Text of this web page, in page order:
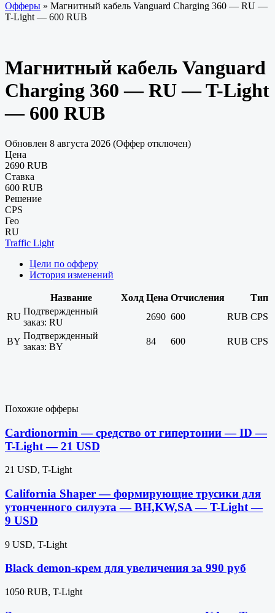
Офферы » Магнитный кабель Vanguard Charging 360 — RU —
T-Light — 600 RUB
Магнитный кабель Vanguard
Charging 360 — RU — T-Light
— 600 RUB
Обновлен 8 августа 2026 (Оффер отключен)
Цена
2690 RUB
Ставка
600 RUB
Решение
CPS
Гео
RU
Traffic Light
Цели по офферу
История изменений
Название Холд Цена Отчисления
Тип
RU
Подтвержденный
заказ: RU
2690 600 RUB CPS
BY
Подтвержденный
заказ: BY
84 600 RUB CPS
Похожие офферы
Cardionormin — средство от гипертонии — ID —
T-Light — 21 USD
21 USD, T-Light
California Shaper — формирующие трусики для
утонченного силуэта — BH,KW,SA — T-Light —
9 USD
9 USD, T-Light
Black demon-крем для увеличения за 990 руб
1050 RUB, T-Light